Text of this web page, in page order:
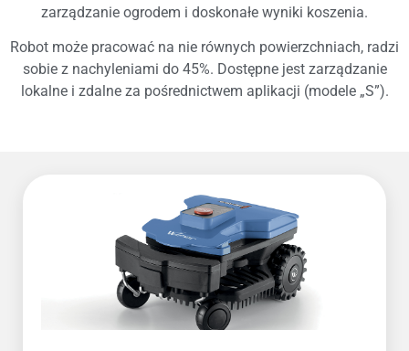
zarządzanie ogrodem i doskonałe wyniki koszenia.
Robot może pracować na nie równych powierzchniach, radzi
sobie z nachyleniami do 45%. Dostępne jest zarządzanie
lokalne i zdalne za pośrednictwem aplikacji (modele „S”).